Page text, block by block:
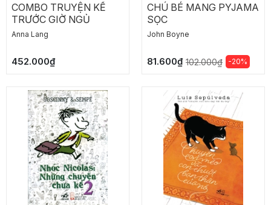
COMBO TRUYỆN KỂ
TRƯỚC GIỜ NGỦ
Anna Lang
452.000₫
CHÚ BÉ MANG PYJAMA
SỌC
John Boyne
81.600₫ 102.000₫ -20%